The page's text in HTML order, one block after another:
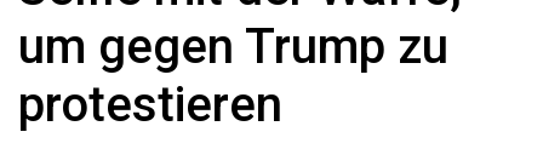
um gegen Trump zu
protestieren